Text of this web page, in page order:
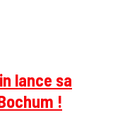
lance sa
!